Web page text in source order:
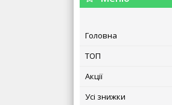
Головна
ТОП
Акції
Усі знижки